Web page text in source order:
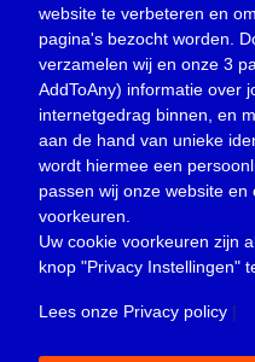
Media(156)
Nieuws (23.329)
Oproep(734)
Overlijden(39)
Podcast(18)
prijsvraag (5)
Religie (1.438)
Service(226)
website te verbeteren en
pagina's bezocht worden.
verzamelen wij en onze 3
AddToAny) informatie over
internetgedrag binnen, en
aan de hand van unieke
wordt hiermee een
passen wij onze website
voorkeuren.
Uw cookie voorkeuren zijn
knop "Privacy Instellingen"
Lees onze Privacy policy |